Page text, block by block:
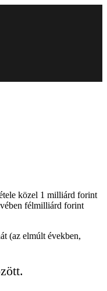
közel 1 milliárd forint
félmilliárd forint
(az elmúlt években,